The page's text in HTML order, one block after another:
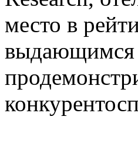
место в
выдающимся